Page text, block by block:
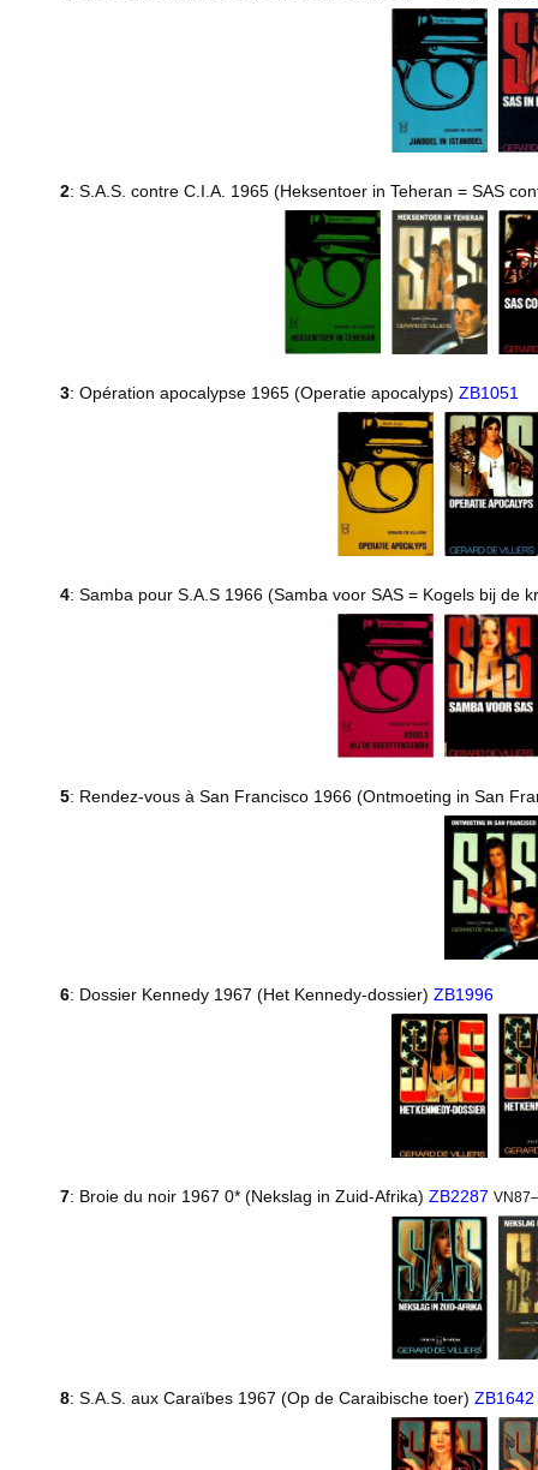
2: S.A.S. contre C.I.A. 1965 (Heksentoer in Teheran = SAS
3: Opération apocalypse 1965 (Operatie apocalyps) ZB1051
4: Samba pour S.A.S 1966 (Samba voor SAS = Kogels bij de
5: Rendez-vous à San Francisco 1966 (Ontmoeting in San
6: Dossier Kennedy 1967 (Het Kennedy-dossier) ZB1996
7: Broie du noir 1967 0* (Nekslag in Zuid-Afrika) ZB2287
8: S.A.S. aux Caraïbes 1967 (Op de Caraibische toer) ZB1642